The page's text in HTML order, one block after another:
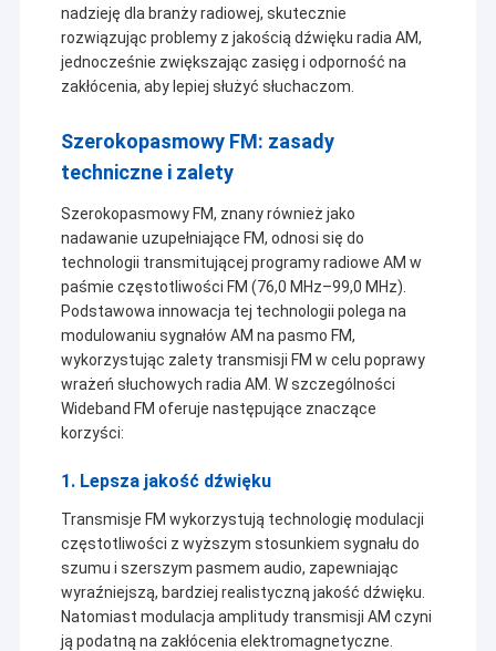
nadzieję dla branży radiowej, skutecznie
rozwiązując problemy z jakością dźwięku radia AM,
jednocześnie zwiększając zasięg i odporność na
zakłócenia, aby lepiej służyć słuchaczom.
Szerokopasmowy FM: zasady
techniczne i zalety
Szerokopasmowy FM, znany również jako
nadawanie uzupełniające FM, odnosi się do
technologii transmitującej programy radiowe AM w
paśmie częstotliwości FM (76,0 MHz–99,0 MHz).
Podstawowa innowacja tej technologii polega na
modulowaniu sygnałów AM na pasmo FM,
wykorzystując zalety transmisji FM w celu poprawy
wrażeń słuchowych radia AM. W szczególności
Wideband FM oferuje następujące znaczące
korzyści:
1. Lepsza jakość dźwięku
Transmisje FM wykorzystują technologię modulacji
częstotliwości z wyższym stosunkiem sygnału do
szumu i szerszym pasmem audio, zapewniając
wyraźniejszą, bardziej realistyczną jakość dźwięku.
Natomiast modulacja amplitudy transmisji AM czyni
ją podatną na zakłócenia elektromagnetyczne.